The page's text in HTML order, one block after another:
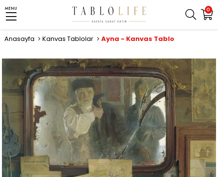
0
MENU
Anasayfa Kanvas Tablolar Ayna - Kanvas Tablo